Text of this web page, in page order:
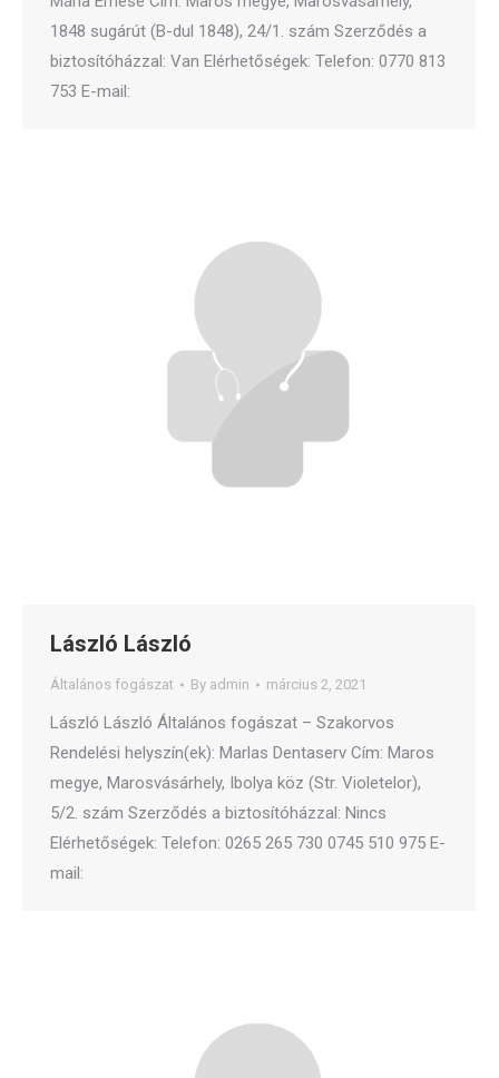
1848 sugárút (B-dul 1848), 24/1. szám Szerződés a
biztosítóházzal: Van Elérhetőségek: Telefon: 0770 813
753 E-mail:
László László
Általános fogászat By admin március 2, 2021
László László Általános fogászat – Szakorvos
Rendelési helyszín(ek): Marlas Dentaserv Cím: Maros
megye, Marosvásárhely, Ibolya köz (Str. Violetelor),
5/2. szám Szerződés a biztosítóházzal: Nincs
Elérhetőségek: Telefon: 0265 265 730 0745 510 975 E-
mail: